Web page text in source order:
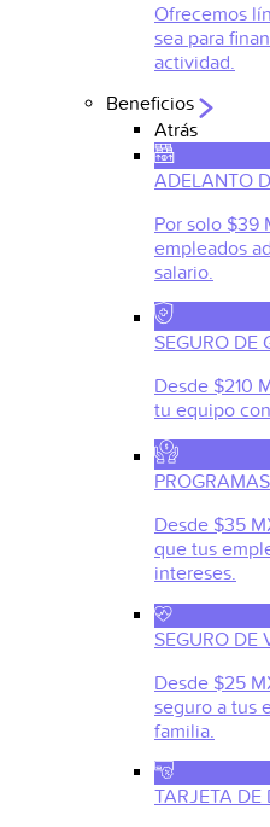
Ofrecemos
sea para
actividad.
Beneficios
Atrás
ADELANTO
Por solo $39
empleados
salario.
SEGURO DE
Desde $210
tu equipo
Desde $35
que tus
intereses.
SEGURO DE
Desde $25
seguro a tus
familia.
TARJETA DE